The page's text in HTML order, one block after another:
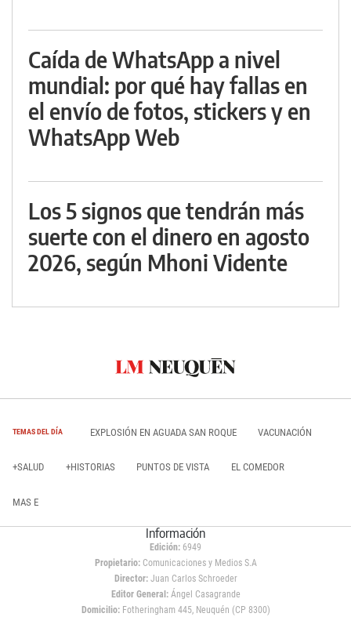
Caída de WhatsApp a nivel
mundial: por qué hay fallas en
el envío de fotos, stickers y en
WhatsApp Web
Los 5 signos que tendrán más
suerte con el dinero en agosto
2026, según Mhoni Vidente
TEMAS DEL DÍA EXPLOSIÓN EN AGUADA SAN ROQUE VACUNACIÓN
+SALUD +HISTORIAS PUNTOS DE VISTA EL COMEDOR
MAS E
Información
Edición: 6949
Propietario:Comunicaciones y Medios S.A
Director: Juan Carlos Schroeder
Editor General:Ángel Casagrande
Domicilio:Fotheringham 445, Neuquén (CP 8300)